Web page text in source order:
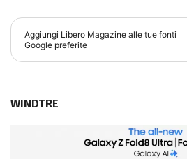
Aggiungi Libero Magazine alle tue fonti
Google preferite
WINDTRE